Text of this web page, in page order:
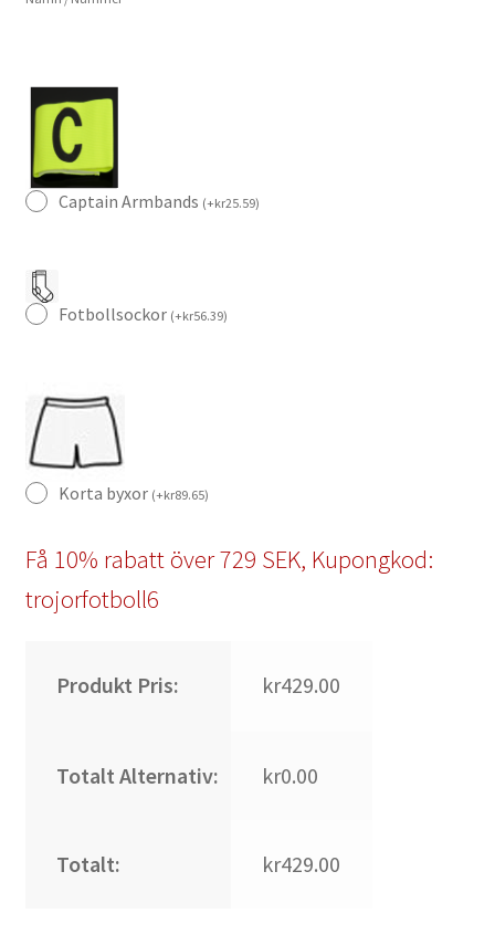
mängd
Captain Armbands (+kr25.59)
Fotbollsockor (+kr56.39)
Korta byxor (+kr89.65)
Få 10% rabatt över 729 SEK, Kupongkod:
trojorfotboll6
Produkt Pris: kr429.00
Totalt Alternativ: kr0.00
Totalt: kr429.00